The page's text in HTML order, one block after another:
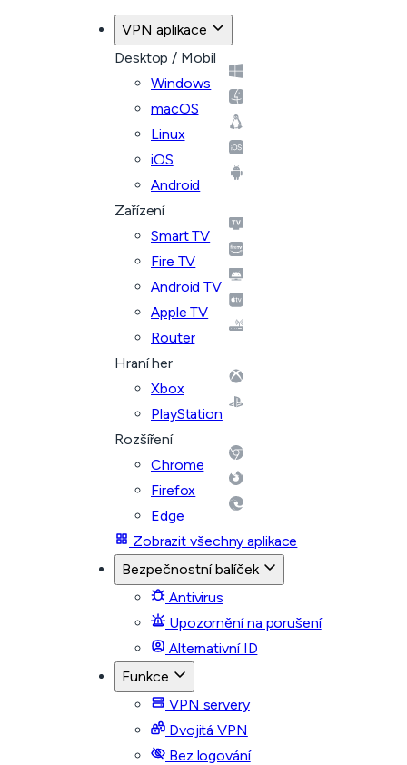
VPN aplikace
Desktop / Mobil
Windows
macOS
Linux
iOS
Android
Zařízení
Smart TV
Fire TV
Android TV
Apple TV
Router
Hraní her
Xbox
PlayStation
Rozšíření
Chrome
Firefox
Edge
Zobrazit všechny aplikace
Bezpečnostní balíček
Antivirus
Upozornění na porušení
Alternativní ID
Funkce
VPN servery
Dvojitá VPN
Bez logování